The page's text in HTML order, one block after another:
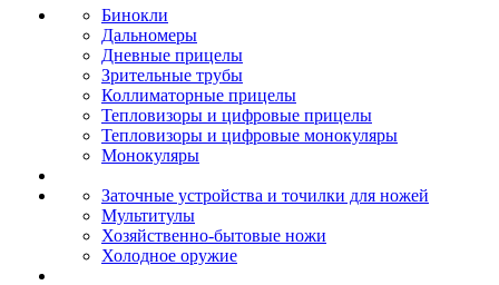
Бинокли
Дальномеры
Дневные прицелы
Зрительные трубы
Коллиматорные прицелы
Тепловизоры и цифровые прицелы
Тепловизоры и цифровые монокуляры
Монокуляры
Заточные устройства и точилки для ножей
Мультитулы
Хозяйственно-бытовые ножи
Холодное оружие